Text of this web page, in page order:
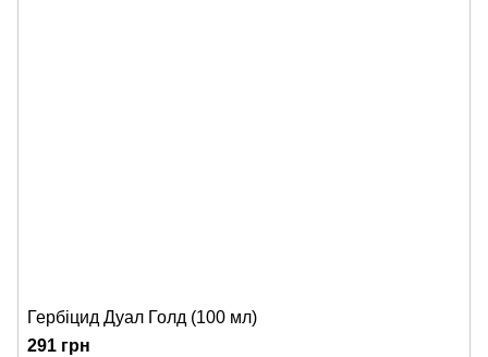
Гербіцид Дуал Голд (100 мл)
291 грн